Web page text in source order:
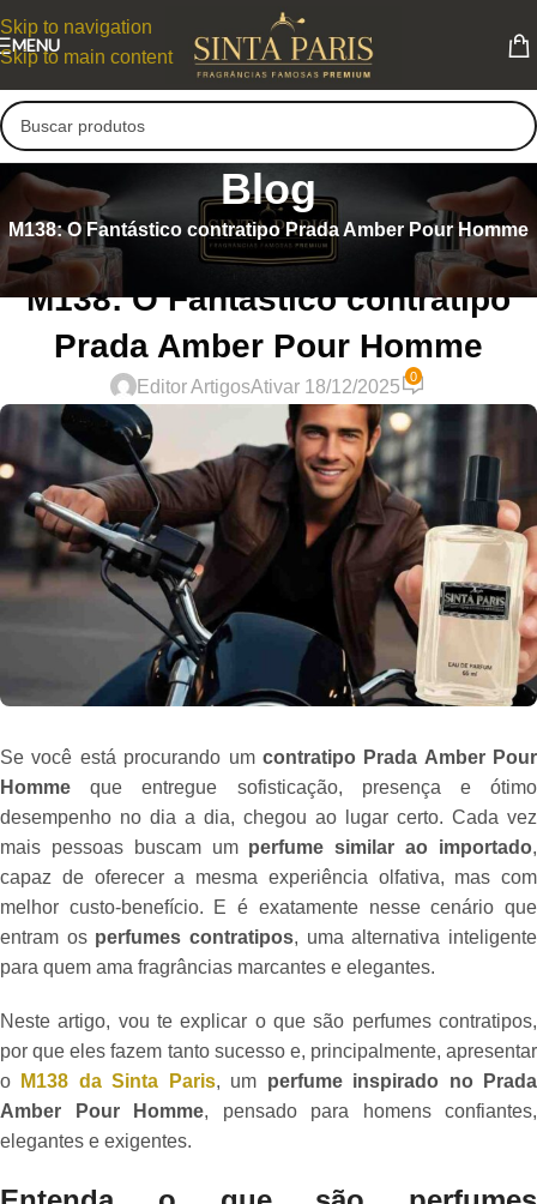
Skip to navigation
Skip to main content
MENU
Blog
M138: O Fantástico contratipo Prada Amber Pour Homme
PERFUMES CONTRATIPOS MASCULINOS
M138: O Fantástico contratipo
Prada Amber Pour Homme
Editor ArtigosAtivar 18/12/2025
0
Se você está procurando um contratipo Prada Amber Pour
Homme que entregue sofisticação, presença e ótimo
desempenho no dia a dia, chegou ao lugar certo. Cada vez
mais pessoas buscam um perfume similar ao importado,
capaz de oferecer a mesma experiência olfativa, mas com
melhor custo-benefício. E é exatamente nesse cenário que
entram os perfumes contratipos, uma alternativa inteligente
para quem ama fragrâncias marcantes e elegantes.
Neste artigo, vou te explicar o que são perfumes contratipos,
por que eles fazem tanto sucesso e, principalmente, apresentar
o
M138 da Sinta Paris, um perfume inspirado no Prada
Amber Pour Homme, pensado para homens confiantes,
elegantes e exigentes.